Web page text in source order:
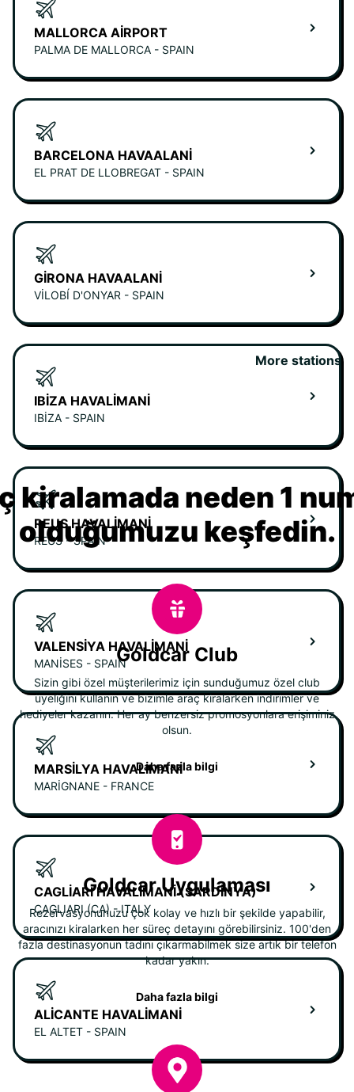
MALLORCA AIRPORT
PALMA DE MALLORCA - SPAIN
BARCELONA HAVAALANI
EL PRAT DE LLOBREGAT - SPAIN
GIRONA HAVAALANI
VILOBÍ D'ONYAR - SPAIN
IBIZA HAVALIMANI
IBIZA - SPAIN
REUS HAVALIMANI
REUS - SPAIN
VALENSIYA HAVALIMANI
MANISES - SPAIN
MARSILYA HAVALIMANI
MARIGNANE - FRANCE
CAGLIARI HAVALIMANI (SARDINYA)
CAGLIARI (CA) - ITALY
ALICANTE HAVALIMANI
EL ALTET - SPAIN
More stations
kiralamada neden 1
olduğumuzu keşfedin.
Goldcar Club
Sizin gibi özel müşterilerimiz için sunduğumuz özel club
üyeliğini kullanın ve bizimle araç kiralarken indirimler ve
hediyeler kazanın. Her ay benzersiz promosyonlara erişiminiz
olsun.
Daha fazla bilgi
Goldcar Uygulaması
Rezervasyonunuzu çok kolay ve hızlı bir şekilde yapabilir,
aracınızı kiralarken her süreç detayını görebilirsiniz. 100'den
fazla destinasyonun tadını çıkarmabilmek size artık bir telefon
kadar yakın.
Daha fazla bilgi